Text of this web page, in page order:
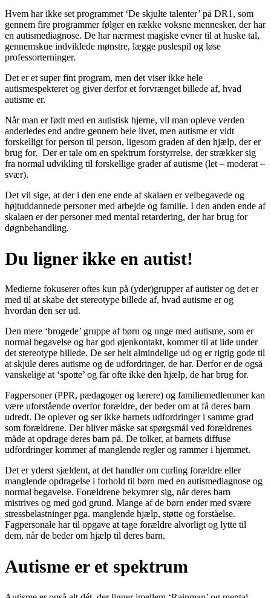
Hvem har ikke set programmet ‘De skjulte talenter’ på DR1, som
gennem fire programmer følger en række voksne mennesker, der har
en autismediagnose. De har nærmest magiske evner til at huske tal,
gennemskue indviklede mønstre, lægge puslespil og løse
professorterninger.
Det er et super fint program, men det viser ikke hele
autismespekteret og giver derfor et forvrænget billede af, hvad
autisme er.
Når man er født med en autistisk hjerne, vil man opleve verden
anderledes end andre gennem hele livet, men autisme er vidt
forskelligt for person til person, ligesom graden af den hjælp, der er
brug for. Der er tale om en spektrum forstyrrelse, der strækker sig
fra normal udvikling til forskellige grader af autisme (let – moderat –
svær).
Det vil sige, at der i den ene ende af skalaen er velbegavede og
højtuddannede personer med arbejde og familie. I den anden ende af
skalaen er der personer med mental retardering, der har brug for
døgnbehandling.
Du ligner ikke en autist!
Medierne fokuserer oftes kun på (yder)grupper af autister og det er
med til at skabe det stereotype billede af, hvad autisme er og
hvordan den ser ud.
Den mere ‘brogede’ gruppe af børn og unge med autisme, som er
normal begavelse og har god øjenkontakt, kommer til at lide under
det stereotype billede. De ser helt almindelige ud og er rigtig gode til
at skjule deres autisme og de udfordringer, de har. Derfor er de også
vanskelige at ‘spotte’ og får ofte ikke den hjælp, de har brug for.
Fagpersoner (PPR, pædagoger og lærere) og familiemedlemmer kan
være uforstående overfor forældre, der beder om at få deres barn
udredt. De oplever og ser ikke barnets udfordringer i samme grad
som forældrene. Der bliver måske sat spørgsmål ved forældrenes
måde at opdrage deres barn på. De tolker, at barnets diffuse
udfordringer kommer af manglende regler og rammer i hjemmet.
Det er yderst sjældent, at det handler om curling forældre eller
manglende opdragelse i forhold til børn med en autismediagnose og
normal begavelse. Forældrene bekymrer sig, når deres barn
mistrives og med god grund. Mange af de børn ender med svære
stressbelastninger pga. manglende hjælp, støtte og forståelse.
Fagpersonale har til opgave at tage forældre alvorligt og lytte til
dem, når de beder om hjælp til deres barn.
Autisme er et spektrum